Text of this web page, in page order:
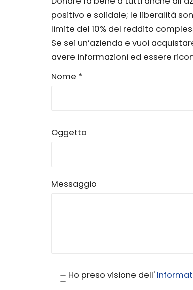
positivo e solidale; le liberalità
limite del 10% del reddito
Se sei un’azienda e vuoi
avere informazioni ed essere
Nome *
Oggetto
Messaggio
Ho preso visione dell'